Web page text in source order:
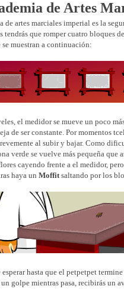
de Artes
de artes marciales imperial es la
tendrás que romper cuatro bloques
se muestran a continuación:
el medidor se mueve un poco
de ser constante. Por momentos
al subir y bajar. Como
verde se vuelve más pequeña que
cayendo frente a el medidor,
haya un Moffit saltando por los
esperar hasta que el petpetpet termine
golpe mientras pasa, recibirás un